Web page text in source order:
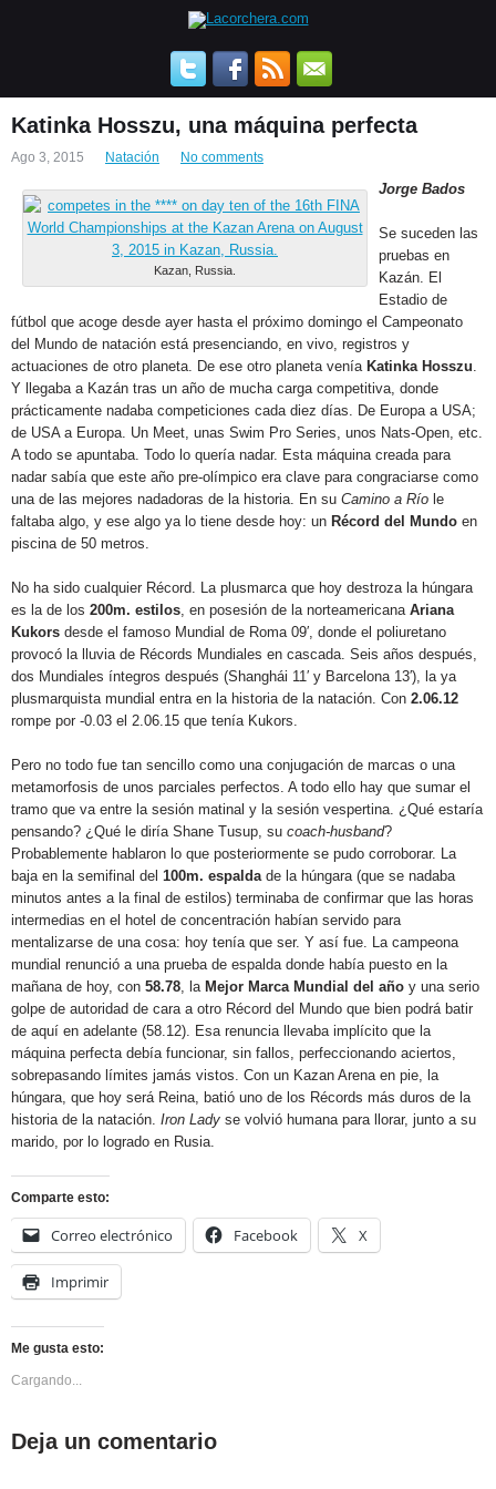
Katinka Hosszu, una máquina perfecta
Ago 3, 2015 Natación No comments
Kazan, Russia.
Jorge Bados
Se suceden las
pruebas en
Kazán. El
Estadio de
fútbol que acoge desde ayer hasta el próximo domingo el Campeonato
del Mundo de natación está presenciando, en vivo, registros y
actuaciones de otro planeta. De ese otro planeta venía Katinka Hosszu.
Y llegaba a Kazán tras un año de mucha carga competitiva, donde
prácticamente nadaba competiciones cada diez días. De Europa a USA;
de USA a Europa. Un Meet, unas Swim Pro Series, unos Nats-Open, etc.
A todo se apuntaba. Todo lo quería nadar. Esta máquina creada para
nadar sabía que este año pre-olímpico era clave para congraciarse como
una de las mejores nadadoras de la historia. En su Camino a Río le
faltaba algo, y ese algo ya lo tiene desde hoy: un Récord del Mundo en
piscina de 50 metros.
No ha sido cualquier Récord. La plusmarca que hoy destroza la húngara
es la de los 200m. estilos, en posesión de la norteamericana Ariana
Kukors desde el famoso Mundial de Roma 09′, donde el poliuretano
provocó la lluvia de Récords Mundiales en cascada. Seis años después,
dos Mundiales íntegros después (Shanghái 11′ y Barcelona 13′), la ya
plusmarquista mundial entra en la historia de la natación. Con 2.06.12
rompe por -0.03 el 2.06.15 que tenía Kukors.
Pero no todo fue tan sencillo como una conjugación de marcas o una
metamorfosis de unos parciales perfectos. A todo ello hay que sumar el
tramo que va entre la sesión matinal y la sesión vespertina. ¿Qué estaría
pensando? ¿Qué le diría Shane Tusup, su coach-husband?
Probablemente hablaron lo que posteriormente se pudo corroborar. La
baja en la semifinal del 100m. espalda de la húngara (que se nadaba
minutos antes a la final de estilos) terminaba de confirmar que las horas
intermedias en el hotel de concentración habían servido para
mentalizarse de una cosa: hoy tenía que ser. Y así fue. La campeona
mundial renunció a una prueba de espalda donde había puesto en la
mañana de hoy, con 58.78, laMejor Marca Mundial del año y una serio
golpe de autoridad de cara a otro Récord del Mundo que bien podrá batir
de aquí en adelante (58.12). Esa renuncia llevaba implícito que la
máquina perfecta debía funcionar, sin fallos, perfeccionando aciertos,
sobrepasando límites jamás vistos. Con un Kazan Arena en pie, la
húngara, que hoy será Reina, batió uno de los Récords más duros de la
historia de la natación. Iron Lady se volvió humana para llorar, junto a su
marido, por lo logrado en Rusia.
Comparte esto:
Correo electrónico Facebook X
Imprimir
Me gusta esto:
Cargando...
Deja un comentario